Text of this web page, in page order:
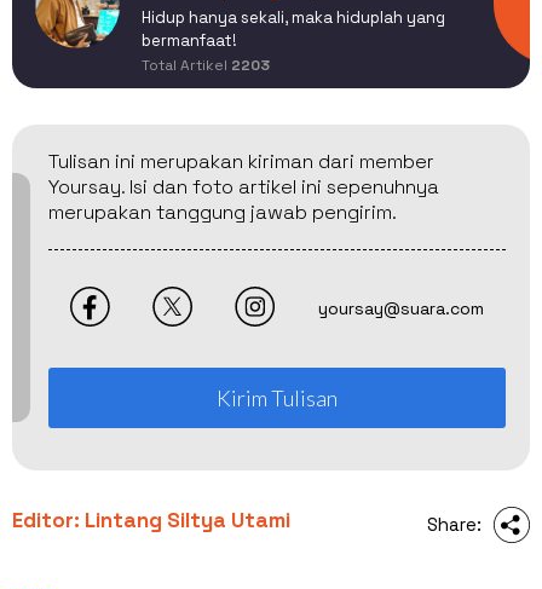
Hidup hanya sekali, maka hiduplah yang
bermanfaat!
Total Artikel 2203
Tulisan ini merupakan kiriman dari member
Yoursay. Isi dan foto artikel ini sepenuhnya
merupakan tanggung jawab pengirim.
yoursay@suara.com
Kirim Tulisan
Editor: Lintang Siltya Utami Share: